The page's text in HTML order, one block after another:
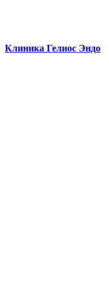
Клиника Гелиос Эндо